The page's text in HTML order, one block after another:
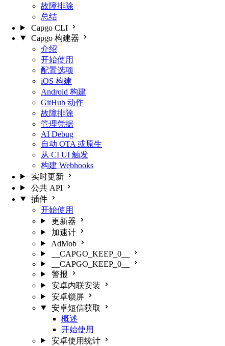
故障排除
总结
Capgo CLI
Capgo 构建器
介绍
开始使用
配置选项
iOS 构建
Android 构建
GitHub 动作
故障排除
管理凭据
AI Debug
自动 OTA 或原生
从 CI UI 触发
构建 Webhooks
实时更新
公共 API
插件
开始使用
更新器
加速计
AdMob
__CAPGO_KEEP_0__
__CAPGO_KEEP_0__
警报
安卓内联安装
安卓锁屏
安卓短信获取
概述
开始使用
安卓使用统计